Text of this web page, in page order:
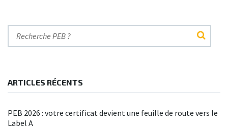
ARTICLES RÉCENTS
PEB 2026 : votre certificat devient une feuille de route vers le
Label A